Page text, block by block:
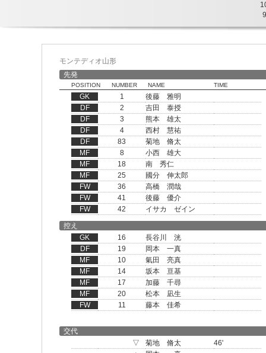
9
モンテディオ山形
先発
POSITION NUMBER NAME TIME
GK 1
後藤 雅明
DF
2
吉田 泰授
DF
3
熊本 雄太
DF
4
西村 慧祐
DF
83
菊地 脩太
MF
8
小西 雄大
MF
18
南 秀仁
MF
25
國分 伸太郎
FW
36
高橋 潤哉
FW
41
後藤 優介
FW
42
イサカ ゼイン
控え
GK
16
長谷川 洸
DF
19
岡本 一真
MF
10
氣田 亮真
MF
14
坂本 亘基
MF
17
加藤 千尋
MF
20
松本 凪生
FW
11 藤本 佳希
交代
▽
菊地 脩太
46'